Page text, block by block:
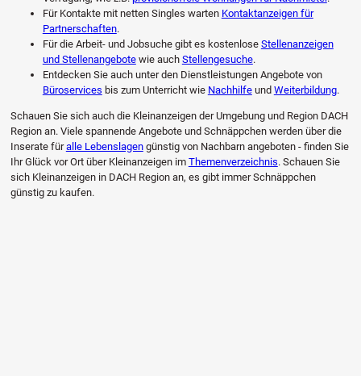
Für Kontakte mit netten Singles warten Kontaktanzeigen für
Partnerschaften.
Für die Arbeit- und Jobsuche gibt es kostenlose Stellenanzeigen
und Stellenangebotewie auch Stellengesuche.
Entdecken Sie auch unter den Dienstleistungen Angebote von
Büroservices bis zum Unterricht wie Nachhilfeund Weiterbildung.
Schauen Sie sich auch die Kleinanzeigen der Umgebung und Region DACH
Region an. Viele spannende Angebote und Schnäppchen werden über die
Inserate füralle Lebenslagengünstig von Nachbarn angeboten - finden Sie
Ihr Glück vor Ort über Kleinanzeigen im Themenverzeichnis. Schauen Sie
sich Kleinanzeigen in DACH Region an, es gibt immer Schnäppchen
günstig zu kaufen.